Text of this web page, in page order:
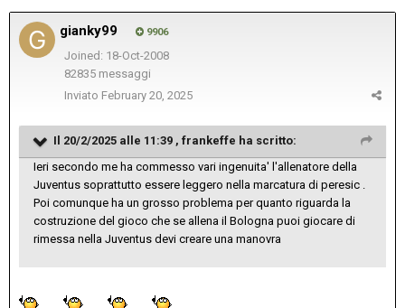
gianky99 9906
Joined: 18-Oct-2008
82835 messaggi
Inviato February 20, 2025
Il 20/2/2025 alle 11:39 , frankeffe ha scritto:
Ieri secondo me ha commesso vari ingenuita' l'allenatore della
Juventus soprattutto essere leggero nella marcatura di peresic .
Poi comunque ha un grosso problema per quanto riguarda la
costruzione del gioco che se allena il Bologna puoi giocare di
rimessa nella Juventus devi creare una manovra